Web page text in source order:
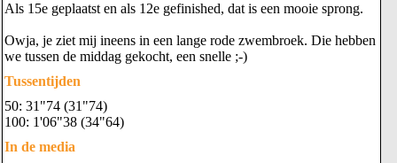
Als 15e geplaatst en als 12e gefinished, dat is een mooie sprong.
Owja, je ziet mij ineens in een lange rode zwembroek. Die hebben
we tussen de middag gekocht, een snelle ;-)
Tussentijden
50: 31"74 (31"74)
100: 1'06"38 (34"64)
In de media